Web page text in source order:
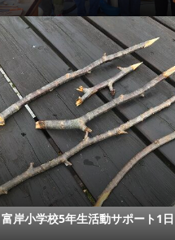
富岸小学校5年生活動サポート1